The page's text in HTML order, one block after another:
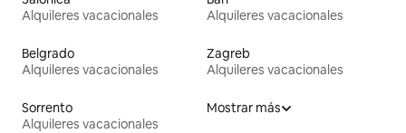
Alquileres vacacionales
Alquileres vacacionales
Belgrado
Alquileres vacacionales
Zagreb
Alquileres vacacionales
Sorrento
Alquileres vacacionales
Mostrar más